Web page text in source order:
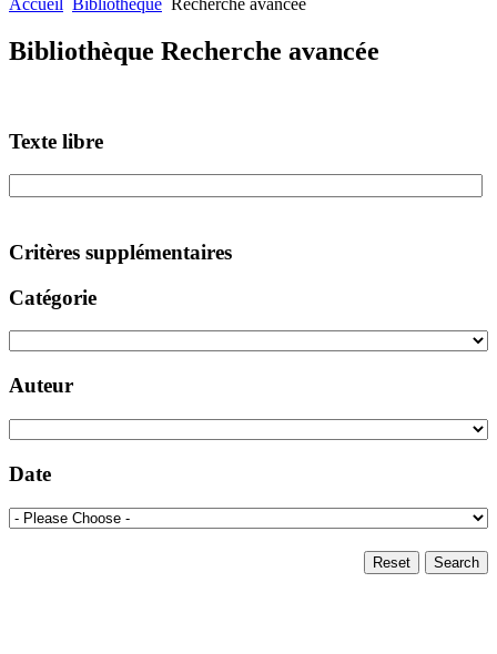
Accueil Bibliothèque Recherche avancée
Bibliothèque Recherche avancée
Texte libre
Critères supplémentaires
Catégorie
Auteur
Date
Search
Reset